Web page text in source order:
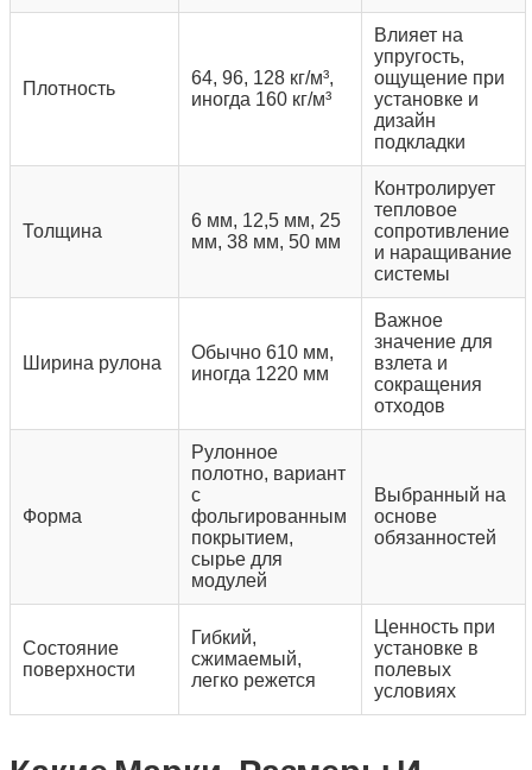
Плотность
64, 96, 128 кг/м³,
иногда 160 кг/м³
Влияет на
упругость,
ощущение при
установке и
дизайн
подкладки
Толщина
6 мм, 12,5 мм, 25
мм, 38 мм, 50 мм
Контролирует
тепловое
сопротивление
и наращивание
системы
Ширина рулона
Обычно 610 мм,
иногда 1220 мм
Важное
значение для
взлета и
сокращения
отходов
Форма
Рулонное
полотно, вариант
с
фольгированным
покрытием,
сырье для
модулей
Выбранный на
основе
обязанностей
Состояние
поверхности
Гибкий,
сжимаемый,
легко режется
Ценность при
установке в
полевых
условиях